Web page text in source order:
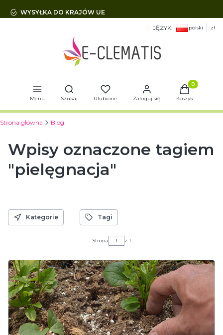
WYSYŁKA DO KRAJÓW UE
JĘZYK: polski zł
Menu
Otwórz wyszukiwarkę
Szukaj Ulubione Zaloguj się
Produkty
Koszyk
Strona główna Blog
Wpisy oznaczone tagiem
"pielęgnacja"
Kategorie Tagi
Strona z 1